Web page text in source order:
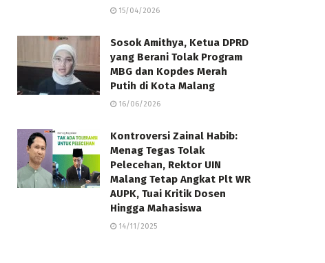
15/04/2026
Sosok Amithya, Ketua DPRD
yang Berani Tolak Program
MBG dan Kopdes Merah
Putih di Kota Malang
16/06/2026
Kontroversi Zainal Habib:
Menag Tegas Tolak
Pelecehan, Rektor UIN
Malang Tetap Angkat Plt WR
AUPK, Tuai Kritik Dosen
Hingga Mahasiswa
14/11/2025